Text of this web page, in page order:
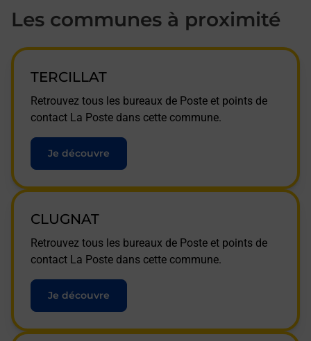
Les communes à proximité
TERCILLAT
Retrouvez tous les bureaux de Poste et points de
contact La Poste dans cette commune.
Je découvre
CLUGNAT
Retrouvez tous les bureaux de Poste et points de
contact La Poste dans cette commune.
Je découvre